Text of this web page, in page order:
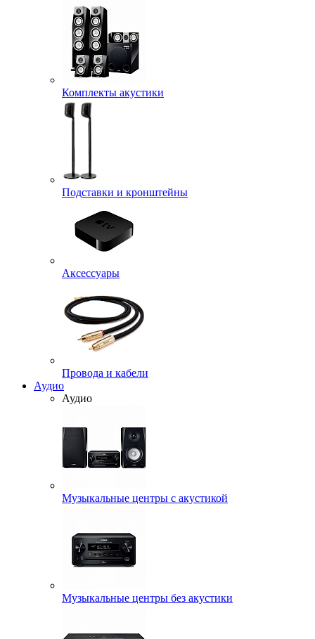
Комплекты акустики
Подставки и кронштейны
Аксессуары
Провода и кабели
Аудио
Аудио
Музыкальные центры с акустикой
Музыкальные центры без акустики